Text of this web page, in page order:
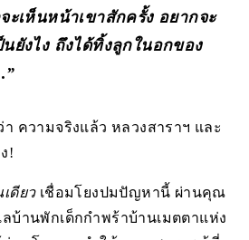
ะเห็นหน้าเขาสักครั้ง อยากจะ
นยังไง ถึงได้ทิ้งลูกในอกของ
ความจริงแล้ว หลวงสาราฯ และ
!
ดียวเชื่อมโยงปมปัญหานี้ ผ่านคุณ
บ้านพักเด็กกำพร้าบ้านเมตตาแห่ง